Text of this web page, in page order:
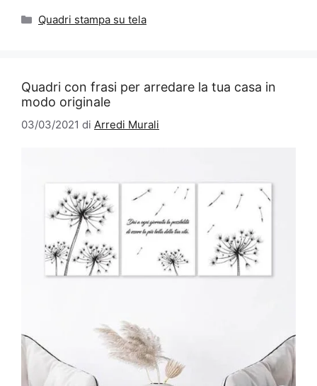
Categorie
Quadri stampa su tela
Quadri con frasi per arredare la tua casa in
modo originale
03/03/2021 di Arredi Murali